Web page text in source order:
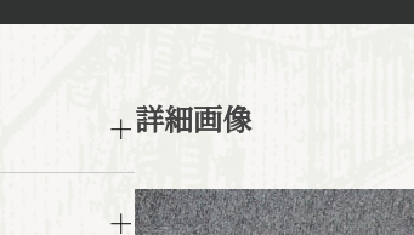
詳細画像